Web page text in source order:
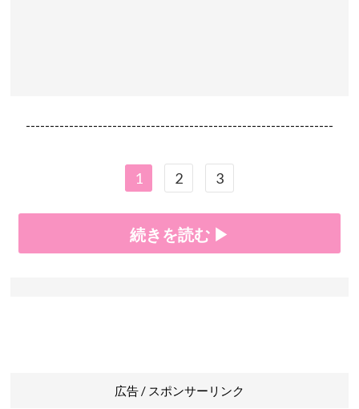
----------------------------------------------------------------
1 2 3
続きを読む ▶
広告 / スポンサーリンク